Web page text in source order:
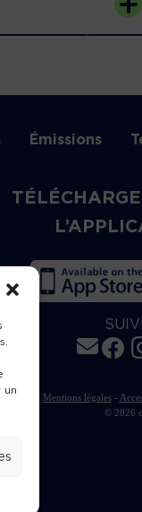
un
Émissions
Mentions légales-
© 2026